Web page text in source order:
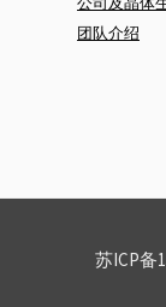
团队介绍
苏ICP备